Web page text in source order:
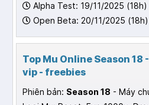
Alpha Test: 19/11/2025 (18h)
Open Beta: 20/11/2025 (18h)
Top Mu Online Season 18
vip - freebies
Phiên bản: Season 18 - Máy